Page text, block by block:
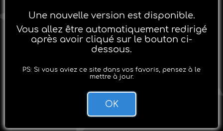
Une nouvelle version est disponible.
Vous allez être automatiquement redirigé
après avoir cliqué sur le bouton ci-
dessous.
PS: Si vous aviez ce site dans vos favoris, pensez à le
mettre à jour.
OK